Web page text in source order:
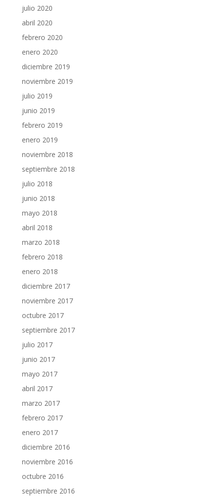
julio 2020
abril 2020
febrero 2020
enero 2020
diciembre 2019
noviembre 2019
julio 2019
junio 2019
febrero 2019
enero 2019
noviembre 2018
septiembre 2018
julio 2018
junio 2018
mayo 2018
abril 2018
marzo 2018
febrero 2018
enero 2018
diciembre 2017
noviembre 2017
octubre 2017
septiembre 2017
julio 2017
junio 2017
mayo 2017
abril 2017
marzo 2017
febrero 2017
enero 2017
diciembre 2016
noviembre 2016
octubre 2016
septiembre 2016